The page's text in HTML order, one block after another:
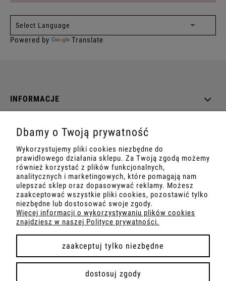
Powered by Translate
INFORMACJE
DANE TECHNICZNE
pokaż pełną wersję strony
Sklep internetowy Shoper.pl
Dbamy o Twoją prywatność
Wykorzystujemy pliki cookies niezbędne do
prawidłowego działania sklepu. Za Twoją zgodą możemy
również korzystać z plików funkcjonalnych,
analitycznych i marketingowych, które pomagają nam
ulepszać sklep oraz dopasowywać reklamy. Możesz
zaakceptować wszystkie pliki cookies, pozostawić tylko
niezbędne lub dostosować swoje zgody.
Więcej informacji o wykorzystywaniu plików cookies
znajdziesz w naszej Polityce prywatności.
zaakceptuj tylko niezbędne
dostosuj zgody